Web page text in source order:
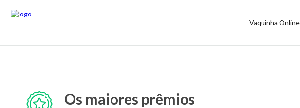
Vaquinha Online
Os maiores prêmios